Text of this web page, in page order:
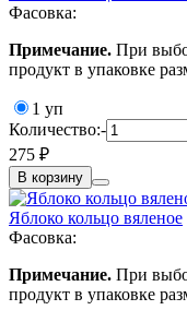
Фасовка:
Примечание. При
продукт в упаковке
1 уп
Количество:-
275 ₽
В корзину
Яблоко кольцо вяленое
Фасовка:
Примечание. При
продукт в упаковке